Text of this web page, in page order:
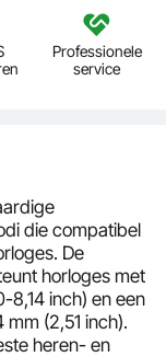
Professionele
service
die compatibel
De
horloges met
8,14 inch) en een
(2,51 inch).
heren- en